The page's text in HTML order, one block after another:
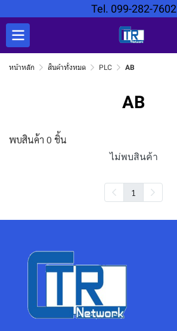
Tel. 099-282-7602
หน้าหลัก สินค้าทั้งหมด PLC AB
AB
พบสินค้า 0 ชิ้น
ไม่พบสินค้า
1